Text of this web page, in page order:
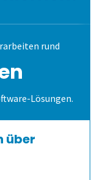
rund
Lösungen.
über